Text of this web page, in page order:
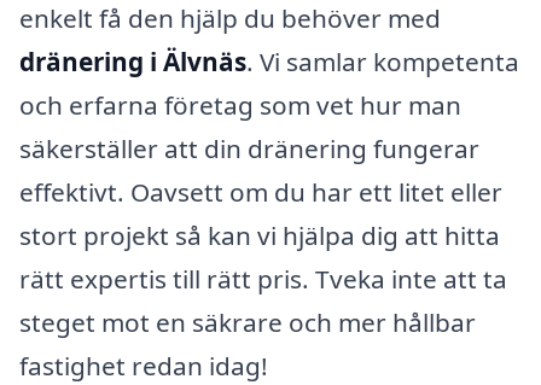
enkelt få den hjälp du behöver med
dränering i Älvnäs. Vi samlar kompetenta
och erfarna företag som vet hur man
säkerställer att din dränering fungerar
effektivt. Oavsett om du har ett litet eller
stort projekt så kan vi hjälpa dig att hitta
rätt expertis till rätt pris. Tveka inte att ta
steget mot en säkrare och mer hållbar
fastighet redan idag!